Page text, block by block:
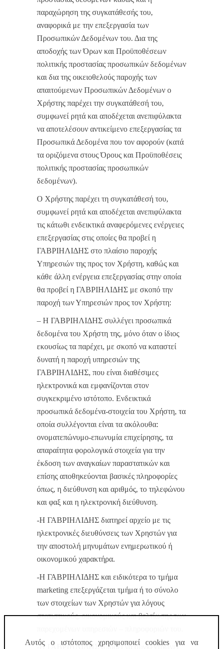
παραχώρηση της συγκατάθεσής του,
αναφορικά με την επεξεργασία των
Προσωπικών Δεδομένων του. Δια της
αποδοχής των Όρων και Προϋποθέσεων
πολιτικής προστασίας προσωπικών δεδομένων
και δια της οικειοθελούς παροχής των
απαιτούμενων Προσωπικών Δεδομένων ο
Χρήστης παρέχει την συγκατάθεσή του,
συμφωνεί ρητά και αποδέχεται ανεπιφύλακτα
να αποτελέσουν αντικείμενο επεξεργασίας τα
Προσωπικά Δεδομένα που τον αφορούν (κατά
τα οριζόμενα στους Όρους και Προϋποθέσεις
πολιτικής προστασίας προσωπικών
δεδομένων).
Ο Χρήστης παρέχει τη συγκατάθεσή του,
συμφωνεί ρητά και αποδέχεται ανεπιφύλακτα
τις κάτωθι ενδεικτικά αναφερόμενες ενέργειες
επεξεργασίας στις οποίες θα προβεί η
ΓΑΒΡΙΗΛΙΔΗΣ στο πλαίσιο παροχής
Υπηρεσιών της προς τον Χρήστη, καθώς και
κάθε άλλη ενέργεια επεξεργασίας στην οποία
θα προβεί η ΓΑΒΡΙΗΛΙΔΗΣ με σκοπό την
παροχή των Υπηρεσιών προς τον Χρήστη:
– Η ΓΑΒΡΙΗΛΙΔΗΣ συλλέγει προσωπικά
δεδομένα του Χρήστη της, μόνο όταν ο ίδιος
εκουσίως τα παρέχει, με σκοπό να καταστεί
δυνατή η παροχή υπηρεσιών της
ΓΑΒΡΙΗΛΙΔΗΣ, που είναι διαθέσιμες
ηλεκτρονικά και εμφανίζονται στον
συγκεκριμένο ιστότοπο. Ενδεικτικά
προσωπικά δεδομένα-στοιχεία του Χρήστη, τα
οποία συλλέγονται είναι τα ακόλουθα:
ονοματεπώνυμο-επωνυμία επιχείρησης, τα
απαραίτητα φορολογικά στοιχεία για την
έκδοση των αναγκαίων παραστατικών και
επίσης αποθηκεύονται βασικές πληροφορίες
όπως, η διεύθυνση και αριθμός, το τηλεφώνου
και φαξ και η ηλεκτρονική διεύθυνση.
-Η ΓΑΒΡΙΗΛΙΔΗΣ διατηρεί αρχείο με τις
ηλεκτρονικές διευθύνσεις των Χρηστών για
την αποστολή μηνυμάτων ενημερωτικού ή
οικονομικού χαρακτήρα.
-Η ΓΑΒΡΙΗΛΙΔΗΣ και ειδικότερα το τμήμα
marketing επεξεργάζεται τμήμα ή το σύνολο
των στοιχείων των Χρηστών για λόγους
στατιστικούς, οικονομικούς και βελτίωσης των
-Η ΓΑΒΡΙΗΛΙΔΗΣ μπορεί να συγκεντρώνει
Αυτός ο ιστότοπος χρησιμοποιεί cookies για να